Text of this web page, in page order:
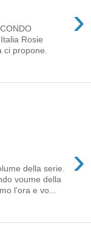
›
Rosie
propone.
›
della serie.
voume della
l'ora e vo...